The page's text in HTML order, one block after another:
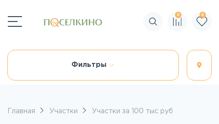
Поиск по сайту
0 0
Фильтры
Главная Участки Участки за 100 тыс руб